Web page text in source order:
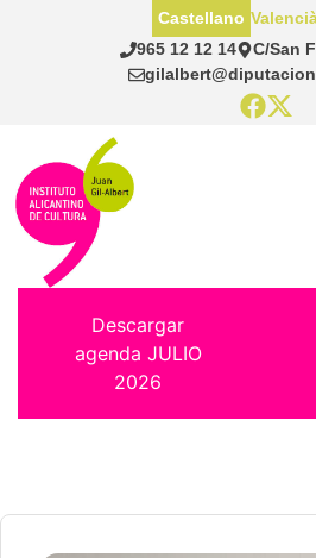
965 12 12 14
C/San
Castellano
Descargar
agenda JULIO
2026